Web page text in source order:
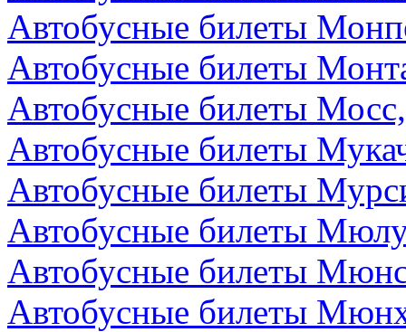
Автобусные билеты
Автобусные билеты
Автобусные билеты
Автобусные билеты
Автобусные билеты
Автобусные билеты
Автобусные билеты
Автобусные билеты